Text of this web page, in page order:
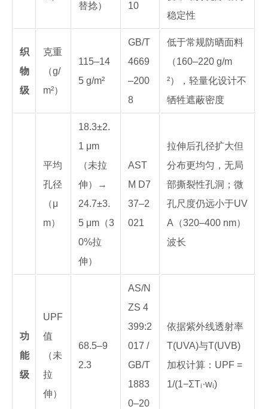
替捻）
10
稳定性
织
物
级
克重
（g/
m²）
115–14
5 g/m²
GB/T
4669
–200
8
低于常规防晒面料
（160–220 g/m
²），轻量化设计不
牺牲遮蔽密度
平均
孔径
（μ
m）
18.3±2.
1 μm
（未拉
伸）→
24.7±3.
5 μm（3
0%拉
伸）
AST
M D7
37–2
021
拉伸后孔径扩大但
分布更均匀，无局
部撕裂性孔洞；微
孔尺度仍远小于UV
A（320–400 nm）
波长
功
能
级
UPF
值
（未
拉
伸）
68.5–9
2.3
AS/N
ZS 4
399:2
017 /
GB/T
1883
0–20
依据紫外线透射率
T(UVA)与T(UVB)
加权计算：UPF =
1/(1−ΣTᵢ·wᵢ)